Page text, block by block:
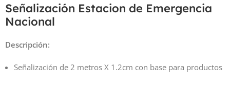
Señalización Estacion de Emergencia
Nacional
Descripción:
Señalización de 2 metros X 1.2cm con base para productos